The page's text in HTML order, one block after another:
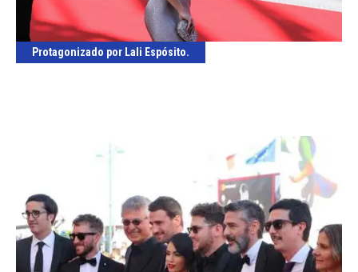
Protagonizado por Lali Espósito.